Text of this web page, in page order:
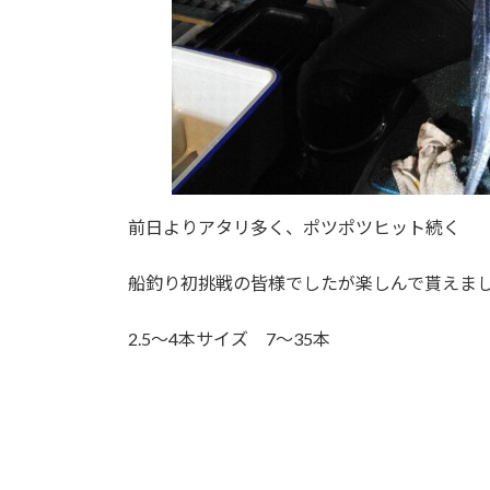
前日よりアタリ多く、ポツポツヒット続く
船釣り初挑戦の皆様でしたが楽しんで貰えま
2.5～4本サイズ 7～35本